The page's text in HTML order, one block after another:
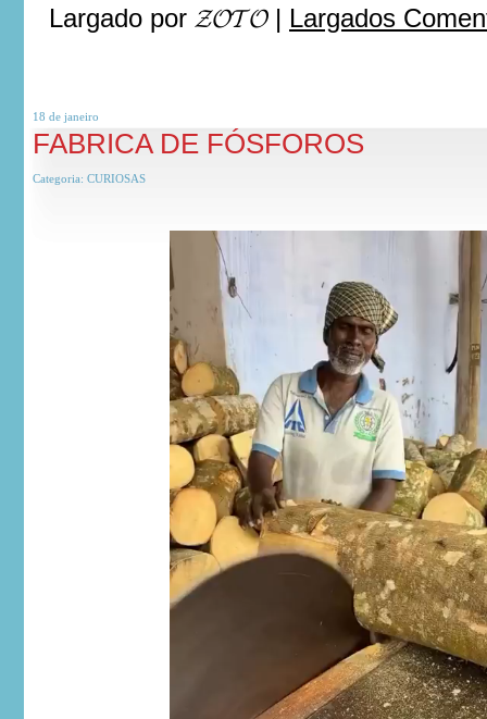
Largado por 𝓩𝓞𝓣𝓞| Largados
18 de janeiro
FABRICA DE FÓSFOROS
Categoria: CURIOSAS